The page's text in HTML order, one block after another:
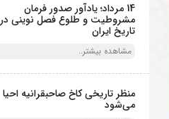
14 مرداد؛ یادآور صدور فرمان
مشروطیت و طلوع فصل نوینی در
تاریخ ایران
مشاهده بیشتر..
منظر تاریخی کاخ صاحبقرانیه احیا
می‌شود